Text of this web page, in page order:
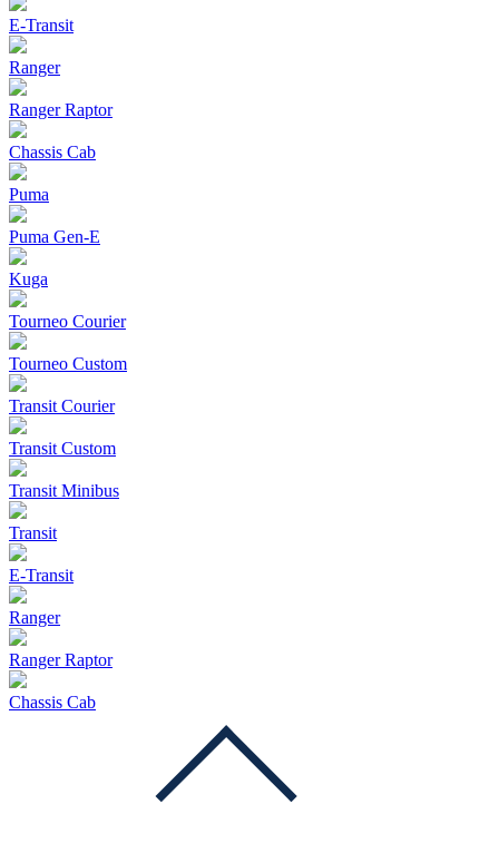
E-Transit
Ranger
Ranger Raptor
Chassis Cab
Puma
Puma Gen‑E
Kuga
Tourneo Courier
Tourneo Custom
Transit Courier
Transit Custom
Transit Minibus
Transit
E-Transit
Ranger
Ranger Raptor
Chassis Cab